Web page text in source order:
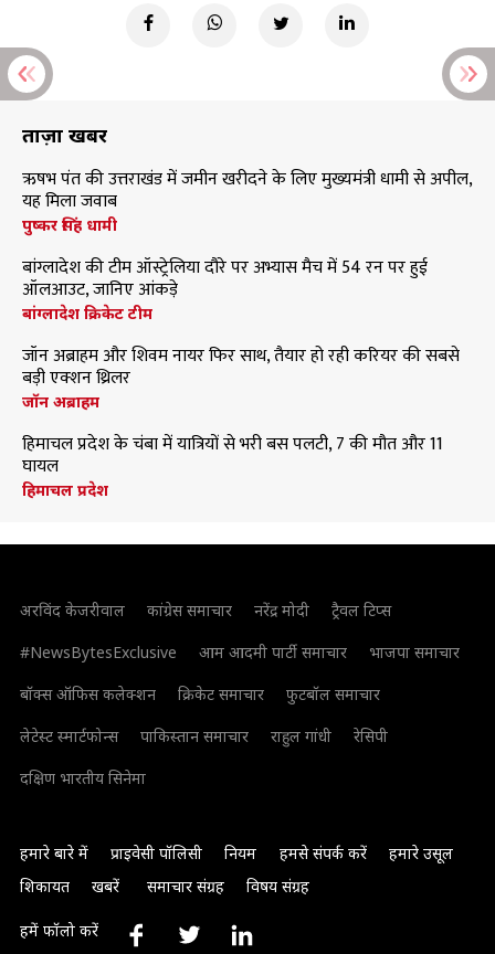
ताज़ा खबरें
ऋषभ पंत की उत्तराखंड में जमीन खरीदने के लिए मुख्यमंत्री धामी से अपील,
यह मिला जवाब
पुष्कर सिंह धामी
बांग्लादेश की टीम ऑस्ट्रेलिया दौरे पर अभ्यास मैच में 54 रन पर हुई
ऑलआउट, जानिए आंकड़े
बांग्लादेश क्रिकेट टीम
जॉन अब्राहम और शिवम नायर फिर साथ, तैयार हो रही करियर की सबसे
बड़ी एक्शन थ्रिलर
जॉन अब्राहम
हिमाचल प्रदेश के चंबा में यात्रियों से भरी बस पलटी, 7 की मौत और 11
घायल
हिमाचल प्रदेश
अरविंद केजरीवाल कांग्रेस समाचार नरेंद्र मोदी
ट्रैवल टिप्स
#NewsBytesExclusive
आम आदमी पार्टी समाचार
भाजपा समाचार
बॉक्स ऑफिस कलेक्शन
क्रिकेट समाचार
फुटबॉल समाचार
लेटेस्ट स्मार्टफोन्स
पाकिस्तान समाचार राहुल गांधी
रेसिपी
दक्षिण भारतीय सिनेमा
हमारे बारे में प्राइवेसी पॉलिसी नियम हमसे संपर्क करें
हमारे उसूल
शिकायत
खबरें समाचार संग्रह विषय संग्रह
हमें फॉलो करें